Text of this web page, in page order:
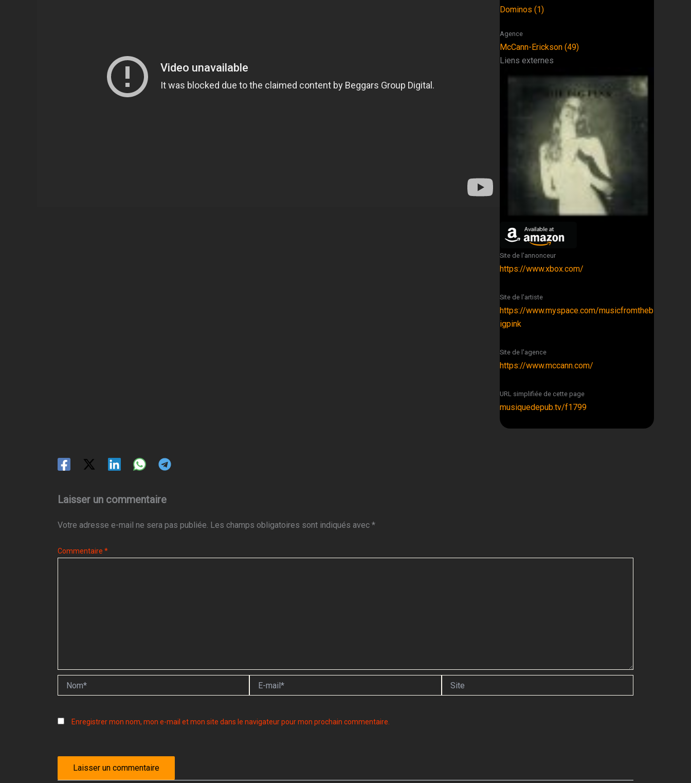
Dominos (1)
Agence
McCann-Erickson (49)
Liens externes
Site de l'annonceur
https://www.xbox.com/
Site de l'artiste
https://www.myspace.com/musicfromtheb
igpink
Site de l'agence
https://www.mccann.com/
URL simplifiée de cette page
musiquedepub.tv/f1799
Laisser un commentaire
Votre adresse e-mail ne sera pas publiée. Les champs obligatoires sont indiqués avec *
Commentaire *
mail*
Enregistrer mon nom, mon e-mail et mon site dans le navigateur pour mon prochain commentaire.